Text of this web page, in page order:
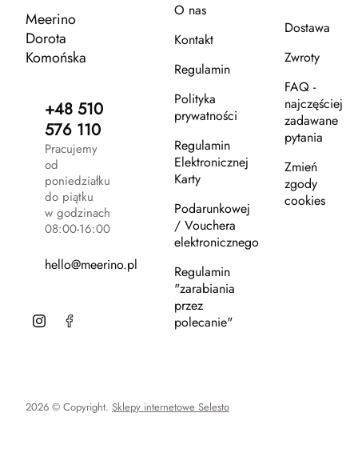
Meerino
Dorota
Komońska
+48 510
576 110
Pracujemy
od
poniedziałku
do piątku
w godzinach
08:00-16:00
hello@meerino.pl
O nas
Kontakt
Regulamin
Polityka
prywatności
Regulamin
Elektronicznej
Karty
Podarunkowej
/ Vouchera
elektronicznego
Regulamin
"zarabiania
przez
polecanie"
Dostawa
Zwroty
FAQ -
najczęściej
zadawane
pytania
Zmień
zgody
cookies
2026 © Copyright. Sklepy internetowe Selesto